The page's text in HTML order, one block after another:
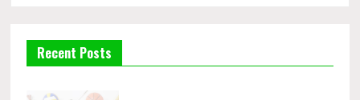
Recent Posts